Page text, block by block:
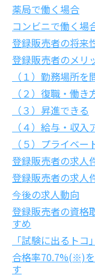
薬局で働く場合
コンビニで働く場
登録販売者の将来
登録販売者のメリ
（１）勤務場所を
（２）復職・働
（３）昇進できる
（４）給与・収
（５）プライベ
登録販売者の求人
登録販売者の求人
今後の求人動向
登録販売者の資格
すめ
「試験に出るト
合格率70.7%(※)
す